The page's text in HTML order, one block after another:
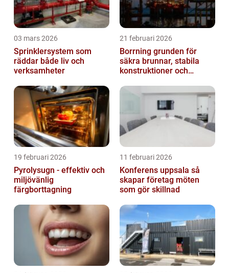
03 mars 2026
Sprinklersystem som
räddar både liv och
verksamheter
21 februari 2026
Borrning grunden för
säkra brunnar, stabila
konstruktioner och
19 februari 2026
Pyrolysugn - effektiv och
miljövänlig
färgborttagning
11 februari 2026
Konferens uppsala så
skapar företag möten
som gör skillnad